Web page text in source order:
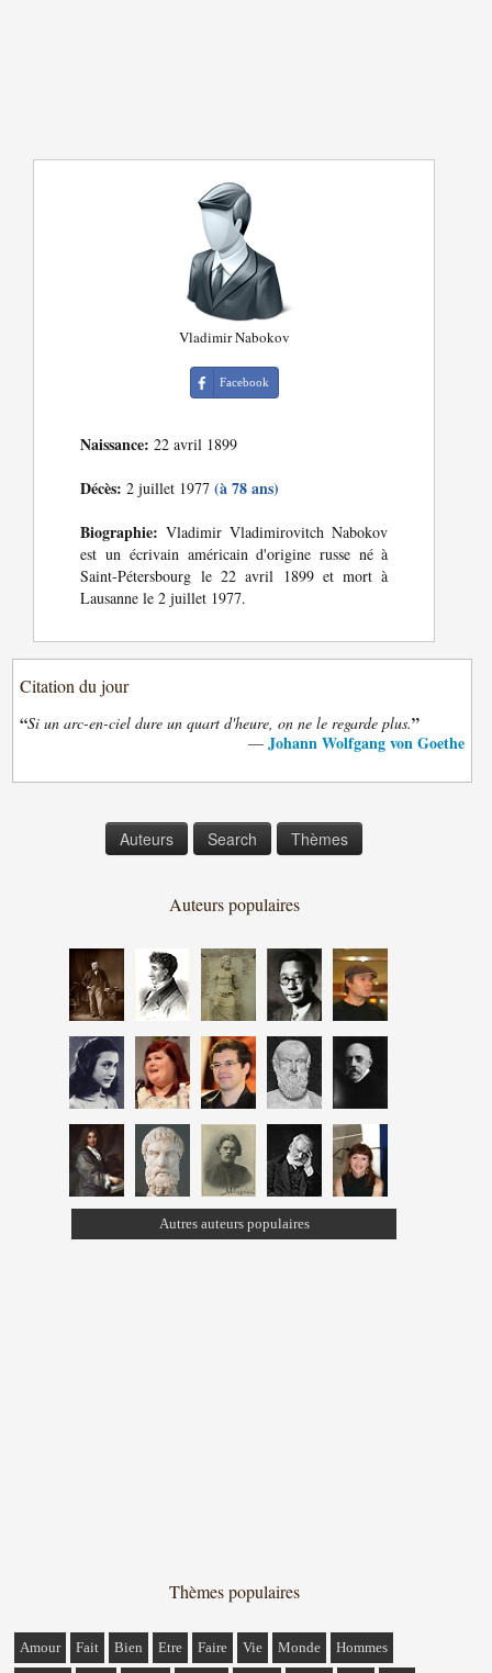
Vladimir Nabokov
Facebook
Naissance: 22 avril 1899
Décès: 2 juillet 1977(à 78 ans)
Biographie: Vladimir Vladimirovitch Nabokov
est un écrivain américain d'origine russe né à
Saint-Pétersbourg le 22 avril 1899 et mort à
Lausanne le 2 juillet 1977.
Citation du jour
“Si un arc-en-ciel dure un quart d'heure, on ne le regarde plus.”
— Johann Wolfgang von Goethe
Auteurs Search Thèmes
Auteurs populaires
Autres auteurs populaires
Thèmes populaires
Amour Fait Bien Etre Faire Vie Monde Hommes